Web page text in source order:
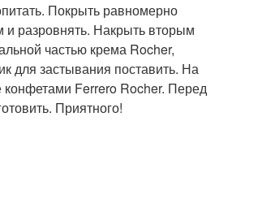
Покрыть равномерно
разровнять. Накрыть вторым
частью крема Rocher,
для застывания поставить. На
конфетами Ferrero Rocher. Перед
Приятного!